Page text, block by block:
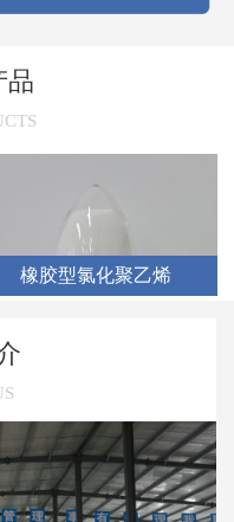
品
橡胶型氯化聚乙烯